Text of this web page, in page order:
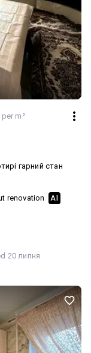
m²
гарний стан
renovation AI
20 липня